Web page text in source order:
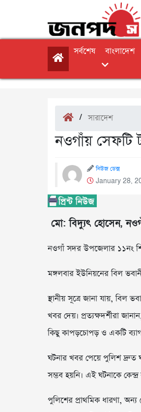
সর্বশেষ বাংলাদেশ
/সারাদেশ
নওগাঁয় সেফটি
নিউজ ডেক্স
January 28,
মো: বিদ্যুৎ হোসেন,
নওগাঁ সদর উপজেলার ১১নং
মঙ্গলবার ইউনিয়নের বিল
স্থানীয় সূত্রে জানা যায়, বিল
খবর দেয়। প্রত্যক্ষদর্শীরা
কিছু কাপড়চোপড় ও একটি
ঘটনার খবর পেয়ে পুলিশ দ্রুত
সম্ভব হয়নি। এই ঘটনাকে
পুলিশের প্রাথমিক ধারণা,